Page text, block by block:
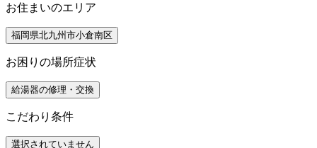
お住まいのエリア
福岡県北九州市小倉南区
お困りの場所症状
給湯器の修理・交換
こだわり条件
選択されていません